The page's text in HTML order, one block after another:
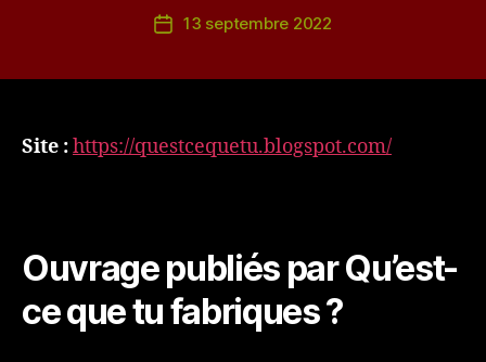
Date13 septembre 2022
Site :https://questcequetu.blogspot.com/
Ouvrage publiés par Qu’est-
ce que tu fabriques ?